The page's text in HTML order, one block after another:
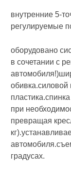
внутренние 5-
регулируемые
оборудовано
в сочетании с
обивка.силовой
при
превращая
градусах.